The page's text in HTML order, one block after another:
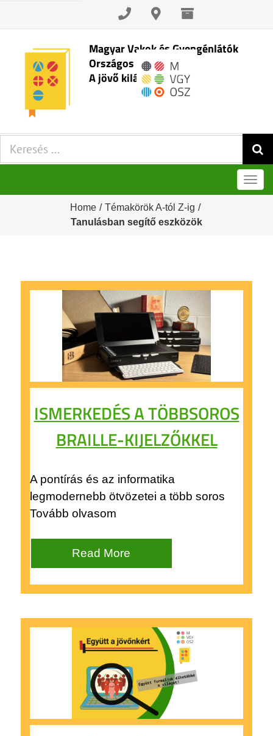
Skip
content
Magyar Vakok és Gyengénlátók
Országos Szövetsége
A jövő kilátásai
Keresés:
Home / Témakörök A-tól Z-ig /
Tanulásban segítő eszközök
ISMERKEDÉS A TÖBBSOROS
BRAILLE-KIJELZŐKKEL
A pontírás és az informatika
legmodernebb ötvözetei a több soros
Tovább olvasom
Read More